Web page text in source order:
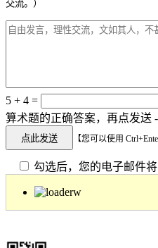
交流。）
5 + 4 =
算术题的正确答案，再点发送
【您可以使用
勾选后，您的电子邮件